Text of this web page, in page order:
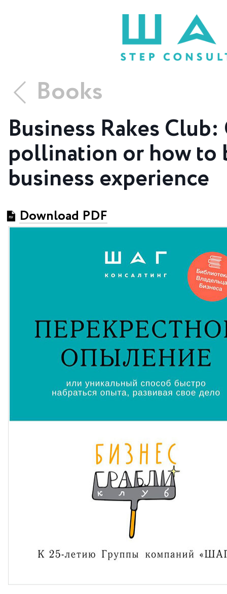
Books
Business Rakes Club:
pollination or how to
business experience
Download PDF